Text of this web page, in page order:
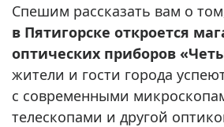
Спешим рассказать вам о
в Пятигорске откроется
оптических приборов
жители и гости города
с современными
телескопами и другой